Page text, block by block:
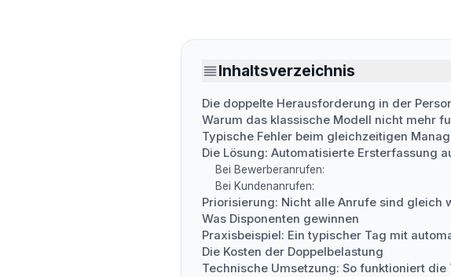
Inhaltsverzeichnis
Die doppelte Herausforderung in der
Warum das klassische Modell nicht mehr
Typische Fehler beim gleichzeitigen
Die Lösung: Automatisierte Ersterfassung
Bei Bewerberanrufen:
Bei Kundenanrufen:
Priorisierung: Nicht alle Anrufe sind gleich
Was Disponenten gewinnen
Praxisbeispiel: Ein typischer Tag mit
Die Kosten der Doppelbelastung
Technische Umsetzung: So funktioniert die